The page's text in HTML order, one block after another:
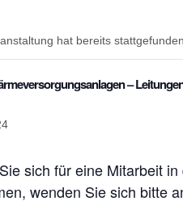
hat bereits stattgefunden.
–
sich für eine Mitarbeit
wenden Sie sich bitte